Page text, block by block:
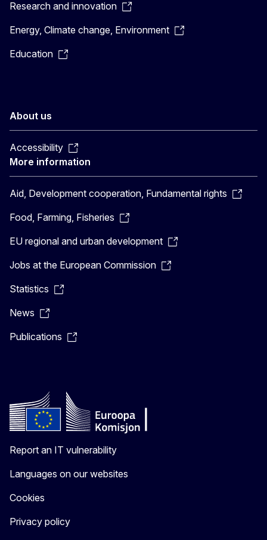
Research and innovation
Energy, Climate change, Environment
Education
About us
Accessibility
More information
Aid, Development cooperation, Fundamental rights
Food, Farming, Fisheries
EU regional and urban development
Jobs at the European Commission
Statistics
News
Publications
Report an IT vulnerability
Languages on our websites
Cookies
Privacy policy